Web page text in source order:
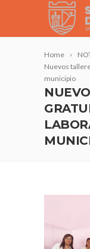
Home
Nuevos
municipio